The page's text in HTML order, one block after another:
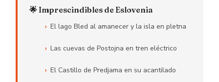
🌟 Imprescindibles de Eslovenia
El lago Bled al amanecer y la isla en pletna
Las cuevas de Postojna en tren eléctrico
El Castillo de Predjama en su acantilado